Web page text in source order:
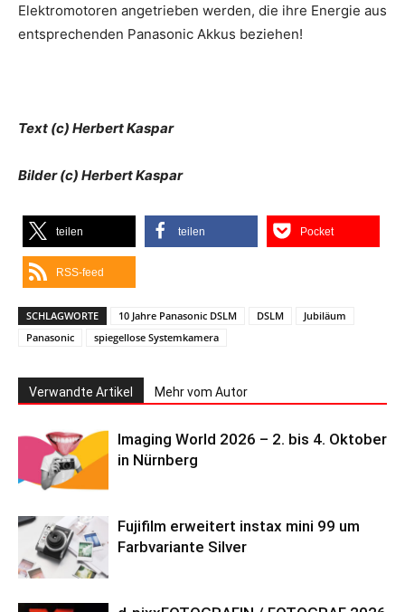
Elektromotoren angetrieben werden, die ihre Energie aus
entsprechenden Panasonic Akkus beziehen!
Text (c) Herbert Kaspar
Bilder (c) Herbert Kaspar
teilen teilen Pocket
RSS-feed
SCHLAGWORTE 10 Jahre Panasonic DSLM DSLM
Jubiläum
Panasonic
spiegellose Systemkamera
Verwandte Artikel Mehr vom Autor
Imaging World 2026 – 2. bis 4. Oktober
in Nürnberg
Fujifilm erweitert instax mini 99 um
Farbvariante Silver